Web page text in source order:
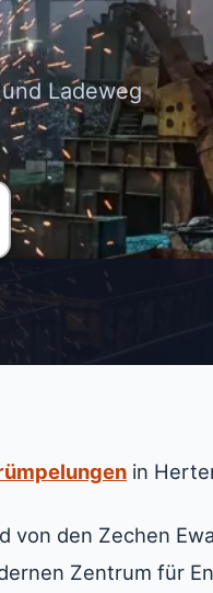
Ladeweg
in
von den Zechen
Zentrum für